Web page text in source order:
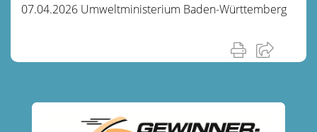
07.04.2026 Umweltministerium Baden-Württemberg